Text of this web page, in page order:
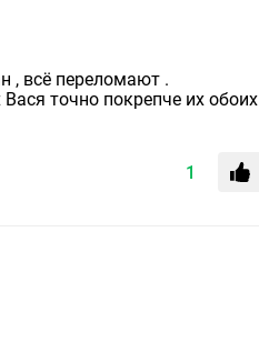
, всё переломают .
точно покрепче их обоих
1